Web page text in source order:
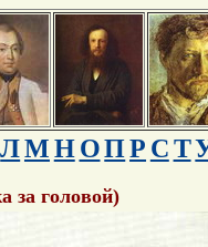
ЛМН ОПР СТ
за головой)